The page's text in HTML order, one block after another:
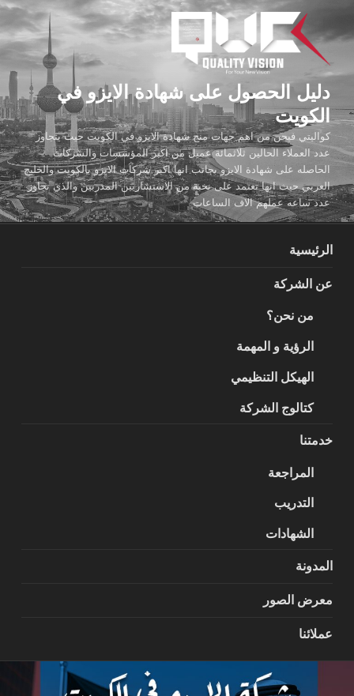
المحتوى
دليل الحصول على شهادة الايزو في
الكويت
كواليتي فيجن من اهم جهات منح شهادة الايزو في الكويت حيث يتجاوز
عدد العملاء الحالين ثلاثمائة عميل من اكبر المؤسسات والشركات
الحاصله على شهادة الايزو بجانب انها اكبر شركات الايزو بالكويت والخليج
العربي حيث انها تعتمد على نخبة من الاستشاريين المدربين والذي تجاوز
عدد ساعه عملهم الاف الساعات
الرئيسية
عن الشركة
من نحن؟
الرؤية و المهمة
الهيكل التنظيمي
كتالوج الشركة
خدمتنا
المراجعة
التدريب
الشهادات
المدونة
معرض الصور
عملائنا